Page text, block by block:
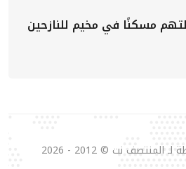
مسكنًا في مخيم للنازحين
نت © 2012 - 2026